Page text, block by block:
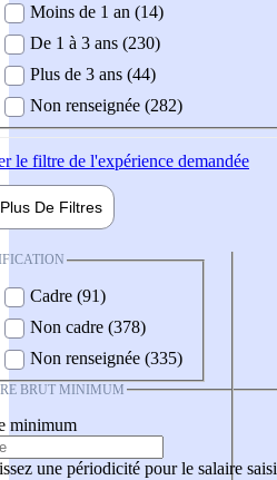
demandée
Moins de 1 an (14)
De 1 à 3 ans (230)
Plus de 3 ans (44)
Non renseignée (282)
le filtre de l'expérience demandée
Plus De Filtres
Cadre (91)
Non cadre (378)
Non renseignée (335)
BRUT MINIMUM
minimum
une périodicité pour le salaire saisi